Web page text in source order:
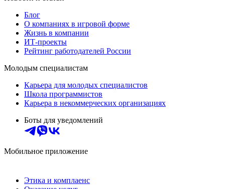
Блог
О компаниях в игровой форме
Жизнь в компании
ИТ-проекты
Рейтинг работодателей России
Молодым специалистам
Карьера для молодых специалистов
Школа программистов
Карьера в некоммерческих организациях
Боты для уведомлений
Мобильное приложение
Этика и комплаенс